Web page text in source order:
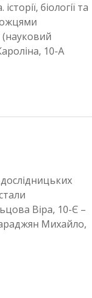
біології та
(науковий
10-А
Віра, 10-Є –
Михайло,